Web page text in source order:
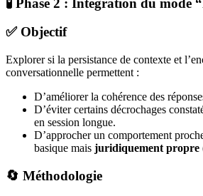
🧪 Phase 2 : Intégration du mode
✅ Objectif
Explorer si la persistance de contexte et
conversationnelle permettent :
D’améliorer la cohérence des
D’éviter certains décrochages
en session longue.
D’approcher un comportement
basique mais juridiquement propre
🔄 Méthodologie